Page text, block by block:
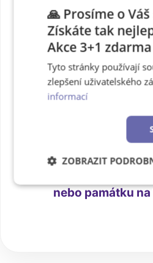
Levná
Její jemný
zpracování
nebo památku
🙏 Prosíme o
Získáte tak
Akce 3+1
Tyto stránky používají
zlepšení uživatelského
informací
ZOBRAZIT
Nezbytně
nutné